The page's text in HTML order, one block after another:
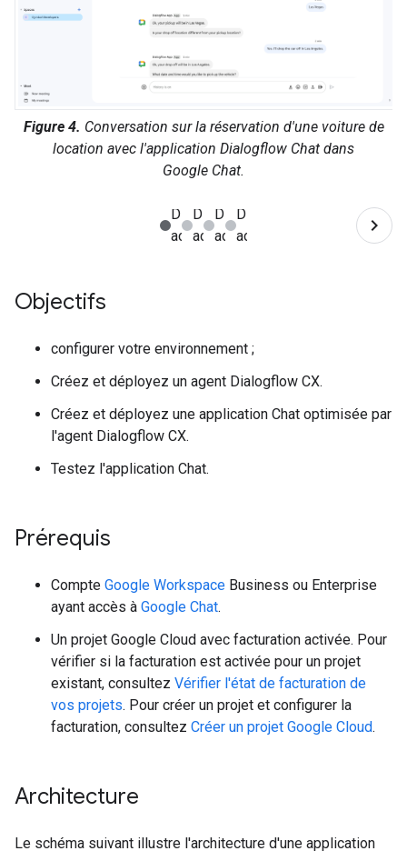
Figure 4. Conversation sur la réservation d'une voiture de
location avec l'application Dialogflow Chat dans
Google Chat.
Objectifs
configurer votre environnement ;
Créez et déployez un agent Dialogflow CX.
Créez et déployez une application Chat optimisée par
l'agent Dialogflow CX.
Testez l'application Chat.
Prérequis
Compte Google Workspace Business ou Enterprise
ayant accès à Google Chat.
Un projet Google Cloud avec facturation activée. Pour
vérifier si la facturation est activée pour un projet
existant, consultez Vérifier l'état de facturation de
vos projets. Pour créer un projet et configurer la
facturation, consultez Créer un projet Google Cloud.
Architecture
Le schéma suivant illustre l'architecture d'une application